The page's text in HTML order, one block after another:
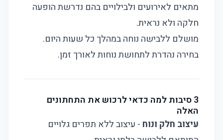
מתאים לאירועים ולבילויים בהם נדרשת הופעה
חלקה ולא נראית.
מושלם ללבישה נוחה במהלך כל שעות היום.
בחירה נהדרת לתחושת נוחות לאורך זמן.
3 סיבות למה כדאי לרכוש את התחתונים
האלה
עיצוב חלק ונוח - עיצוב ללא תפרים גלויים